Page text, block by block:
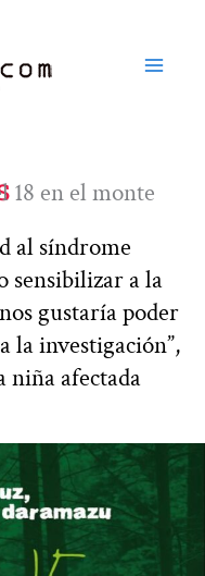
18 en el monte
al síndrome
sensibilizar a la
gustaría poder
la investigación”,
niña afectada